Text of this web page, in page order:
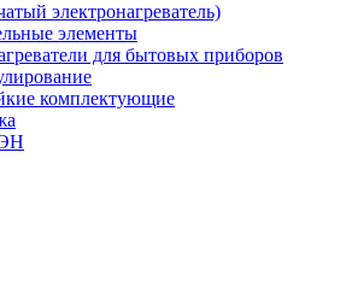
электронагреватель)
элементы
для бытовых приборов
комплектующие